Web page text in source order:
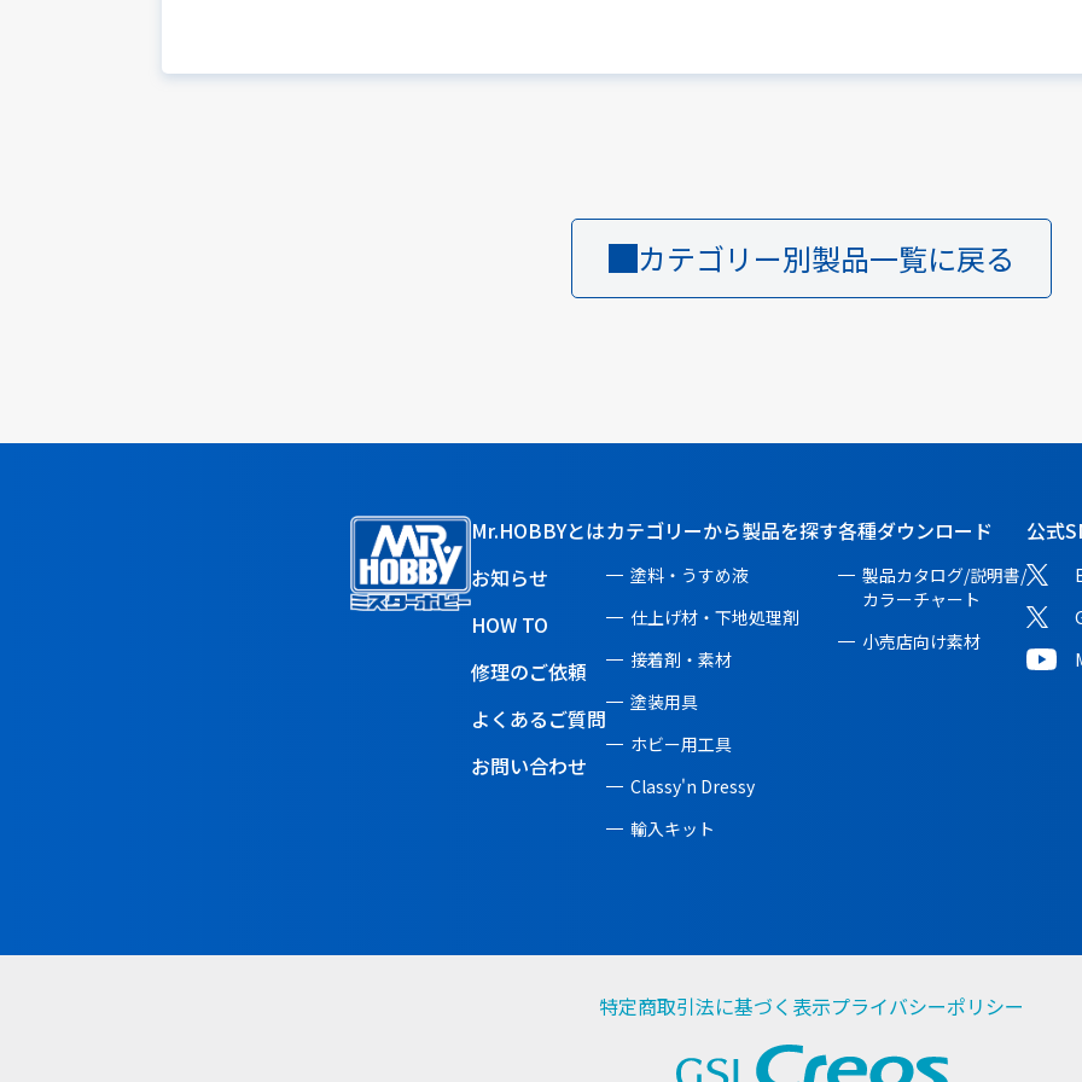
カテゴリー別製品一覧に戻る
Mr.HOBBYとは
お知らせ
HOW TO
修理のご依頼
よくあるご質問
お問い合わせ
カテゴリーから製品を探す
塗料・うすめ液
仕上げ材・下地処理剤
接着剤・素材
塗装用具
ホビー用工具
Classy'n Dressy
輸入キット
各種ダウンロード
製品カタログ/説明書/
カラーチャート
小売店向け素材
公式
特定商取引法に基づく表示プライバシーポリシー